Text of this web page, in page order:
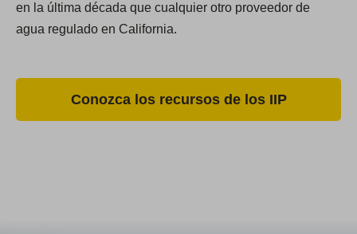
en la última década que cualquier otro proveedor de
agua regulado en California.
Conozca los recursos de los IIP